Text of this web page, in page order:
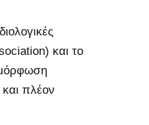
και το
πλέον